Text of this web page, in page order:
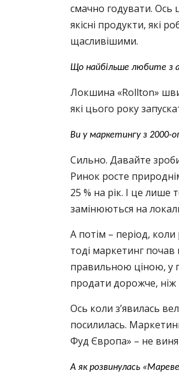
смачно годувати.
якісні продукти, які
щасливішими.
Що найбільше любите з
Локшина «Rollton»
які цього року
Ви у маркетингу з 2000-
Сильно. Давайте
Ринок росте
25 % на рік. І це
замінюються на
А потім – період,
тоді маркетинг почав
правильною ціною, у
продати дорожче, ніж
Ось коли з’явилась
посилилась.
Фуд Європа» – не
А як розвинулась